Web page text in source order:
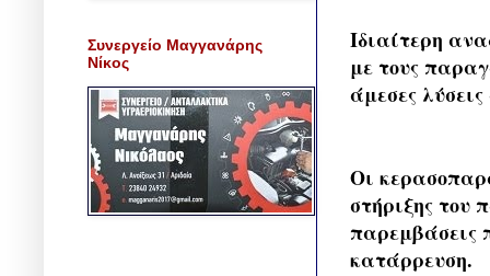
Ιδιαίτερη
με τους
άμεσες
Οι
στήριξης του
παρεμβάσεις
κατάρρευση.
Συνεργείο Μαγγανάρης
Νίκος